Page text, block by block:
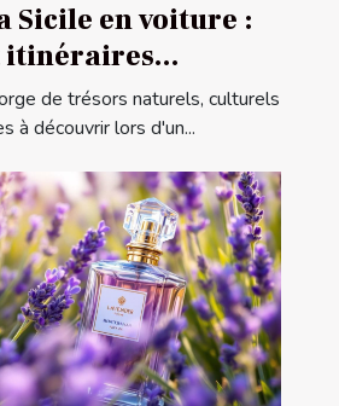
Sicile en voiture :
itinéraires
de trésors naturels, culturels
à découvrir lors d'un...